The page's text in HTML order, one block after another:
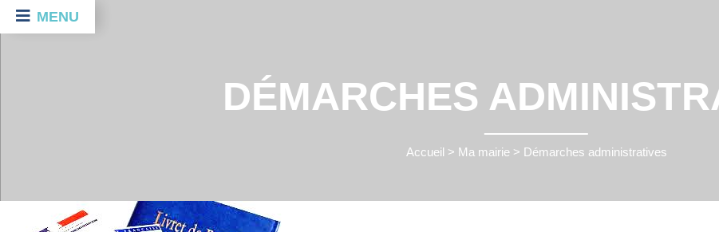
MENU
DÉMARCHES
Accueil > Ma mairie> Démarches administratives